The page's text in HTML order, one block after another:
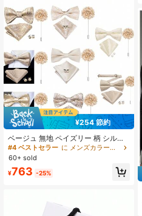
¥254 節約
ベージュ 無地 ペイズリー 柄 シルク
蝶ネクタイ セット、ポケットチー
フ、カフスボタン、フラワーピン コ
サージュ、結婚式やプロムにも使え
るギフトセット
#4 ベストセラー
に メンズカラー＆アクセサリーセット
60+ sold
¥763 -25%